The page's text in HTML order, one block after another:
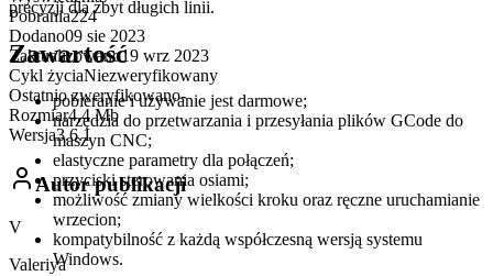
precyzji dla zbyt długich linii.
Zawartość
pobieranie i używanie jest darmowe;
narzędzia do przetwarzania i przesyłania plików GCode do
maszyn CNC;
elastyczne parametry dla połączeń;
przyciski sterowania osiami;
możliwość zmiany wielkości kroku oraz ręczne uruchamianie
wrzecion;
kompatybilność z każdą współczesną wersją systemu
Windows.
Pobrania224
Dodano09 sie 2023
Zaktualizowano19 wrz 2023
Cykl życiaNiezweryfikowany
Ostatnio zweryfikowano-
Rozmiar4,4 Mb
Wersja3.6.1
Autor publikacji
V
Valeriya